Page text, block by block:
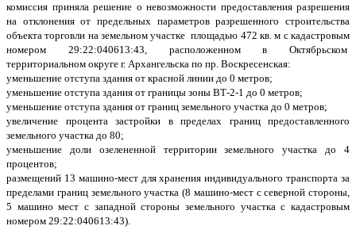
комиссия приняла решение о невозможности предоставления разрешения
на отклонения от предельных параметров разрешенного строительства
объекта торговли на земельном участке площадью 472 кв. м с кадастровым
номером 29:22:040613:43, расположенном в Октябрьском
территориальном округе г. Архангельска по пр. Воскресенская:
уменьшение отступа здания от красной линии до 0 метров;
уменьшение отступа здания от границы зоны ВТ-2-1 до 0 метров;
уменьшение отступа здания от границ земельного участка до 0 метров;
увеличение процента застройки в пределах границ предоставленного
земельного участка до 80;
уменьшение доли озелененной территории земельного участка до 4
процентов;
размещений 13 машино-мест для хранения индивидуального транспорта за
пределами границ земельного участка (8 машино-мест с северной стороны,
5 машино мест с западной стороны земельного участка с кадастровым
номером 29:22:040613:43).